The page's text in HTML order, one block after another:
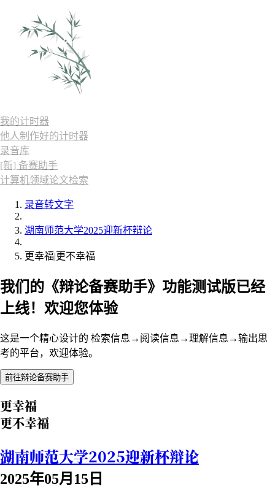
我的计时器
他人制作好的计时器
录音库
[新] 备赛助手
计算机领域论文检索
录音转文字
湖南师范大学2025迎新杯辩论
更幸福|更不幸福
我们的《辩论备赛助手》功能测试版已经
上线！欢迎您体验
这是一个精心设计的 检索信息→阅读信息→理解信息→输出思
考的平台，欢迎体验。
前往辩论备赛助手
更幸福
更不幸福
湖南师范大学2025迎新杯辩论
2025年05月15日